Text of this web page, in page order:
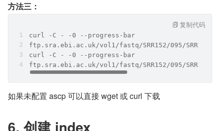
方法三：
curl -C - -0 --progress-bar
ftp.sra.ebi.ac.uk/vol1/fastq/SRR152/095/
curl -C - -0 --progress-bar
ftp.sra.ebi.ac.uk/vol1/fastq/SRR152/095/
复制代码
如果未配置 ascp 可以直接 wget 或 curl 下载
6. 创建 index